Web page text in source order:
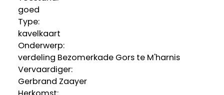
goed
Type:
kavelkaart
Onderwerp:
verdeling Bezomerkade Gors te M'harnis
Vervaardiger:
Gerbrand Zaayer